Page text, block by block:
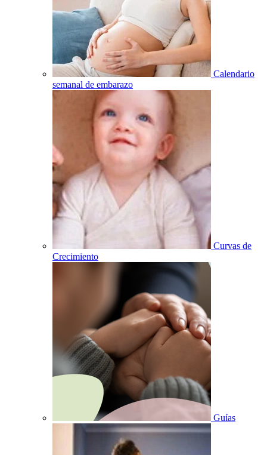
Calendario
semanal de embarazo
Curvas de
Crecimiento
Guías